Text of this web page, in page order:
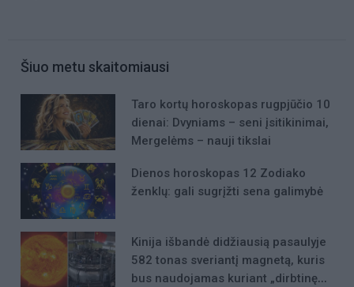
Šiuo metu skaitomiausi
Taro kortų horoskopas rugpjūčio 10
dienai: Dvyniams – seni įsitikinimai,
Mergelėms – nauji tikslai
Dienos horoskopas 12 Zodiako
ženklų: gali sugrįžti sena galimybė
Kinija išbandė didžiausią pasaulyje
582 tonas sveriantį magnetą, kuris
bus naudojamas kuriant „dirbtinę